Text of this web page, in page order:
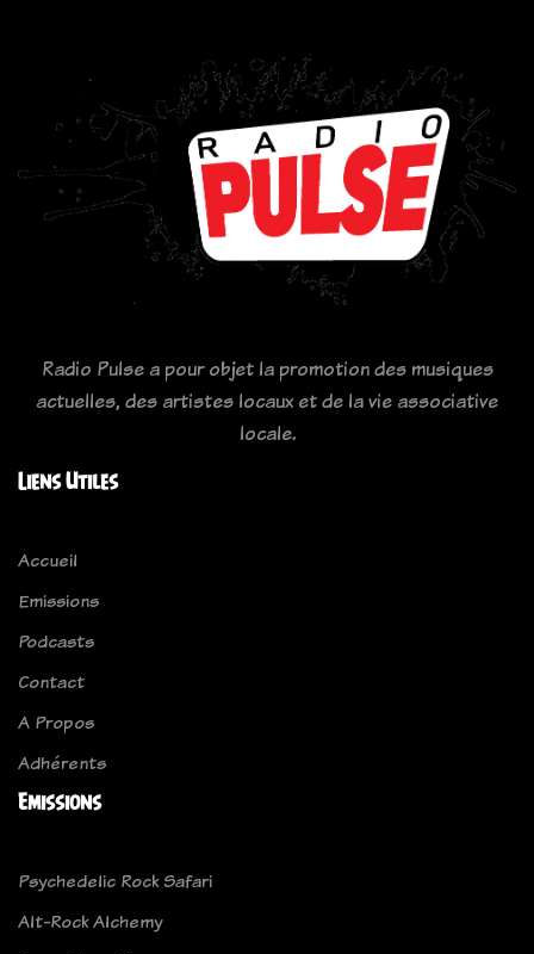
Radio Pulse a pour objet la promotion des musiques
actuelles, des artistes locaux et de la vie associative
locale.
Liens Utiles
Accueil
Emissions
Podcasts
Contact
A Propos
Adhérents
Emissions
Psychedelic Rock Safari
Alt-Rock Alchemy